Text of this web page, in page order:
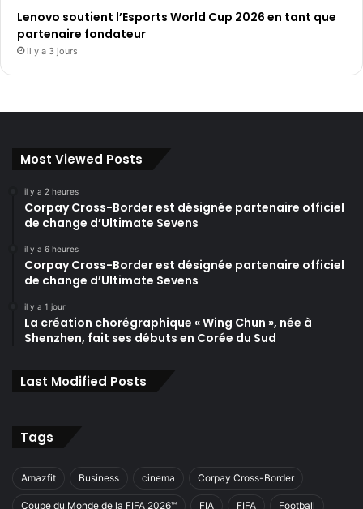
Lenovo soutient l’Esports World Cup 2026 en tant que
partenaire fondateur
il y a 3 jours
Most Viewed Posts
il y a 2 heures
Corpay Cross-Border est désignée partenaire officiel
de change d’Ultimate Sevens
il y a 6 heures
Corpay Cross-Border est désignée partenaire officiel
de change d’Ultimate Sevens
il y a 1 jour
La création chorégraphique « Wing Chun », née à
Shenzhen, fait ses débuts en Corée du Sud
Last Modified Posts
Tags
Amazfit Business cinema Corpay Cross-Border
Coupe du Monde de la FIFA 2026™ FIA FIFA Football